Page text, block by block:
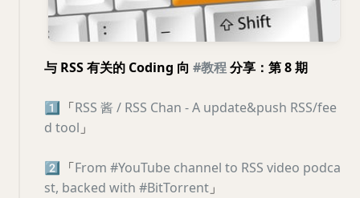
与 RSS 有关的 Coding 向 #教程分享：第 8 期
1️⃣ 「RSS 酱 / RSS Chan - A update&push RSS/fee
d tool 」
2️⃣ 「From #YouTube channel to RSS video podca
st, backed with #BitTorrent 」